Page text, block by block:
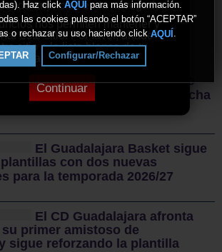
de anuncios en tu navegador.
nos permiten mantener y
este sitio. Por favor, añade
sitio a la lista blanca de tu
de anuncios.
Continuar
Haz click AQUÍ para más información.
las cookies pulsando el botón “ACEPTAR”
o rechazar su uso haciendo click AQUÍ
Configurar/Rechazar
Sigüenza da el pistoletazo
Vuelta Ciclista Castilla-La Mancha
El Guadalajara Basket sigue
con dos nuevas
para la temporada 2026/27
El CD Guadalajara afronta
primer amistoso de
sigue reforzando la plantilla